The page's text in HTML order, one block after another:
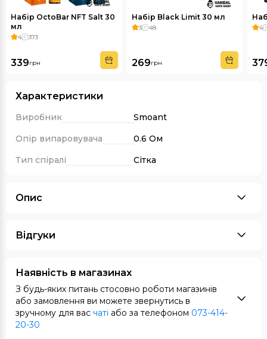
Набір OctoBar NFT Salt 30
мл
4 373
339грн
Набір Black Limit 30 мл
3 48
269грн
4
Характеристики
Виробник
Smoant
Опір випаровувача
0.6 Ом
Тип спіралі
Сітка
Опис
Відгуки
Наявність в магазинах
З будь-яких питань стосовно роботи магазинів
або замовлення ви можете звернутись в
зручному для вас чаті або за телефоном 073-414-
20-30